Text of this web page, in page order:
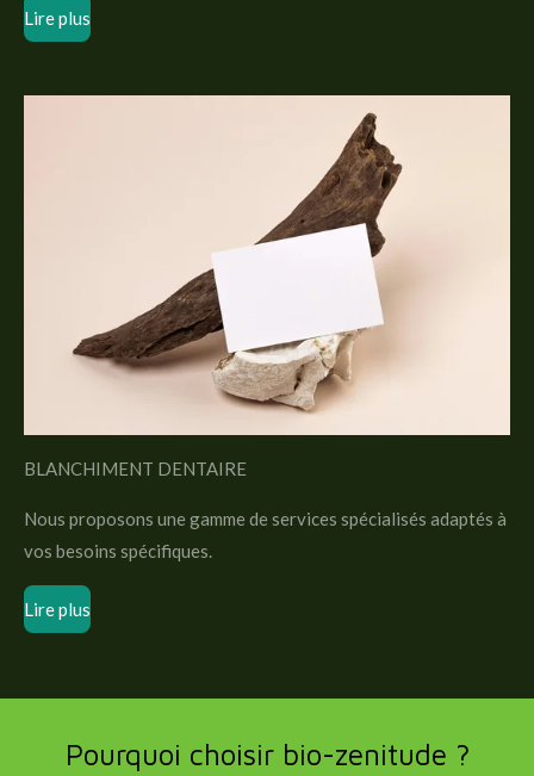
Lire plus
BLANCHIMENT DENTAIRE
Nous proposons une gamme de services spécialisés adaptés à
vos besoins spécifiques.
Lire plus
Pourquoi choisir bio-zenitude ?